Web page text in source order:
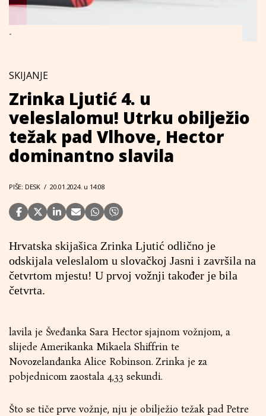
-
SKIJANJE
Zrinka Ljutić 4. u
veleslalomu! Utrku obilježio
težak pad Vlhove, Hector
dominantno slavila
PIŠE: DESK / 20.01.2024. u 14:08
Hrvatska skijašica Zrinka Ljutić odlično je
odskijala veleslalom u slovačkoj Jasni i završila na
četvrtom mjestu! U prvoj vožnji također je bila
četvrta.
lavila je Šveđanka Sara Hector sjajnom vožnjom, a
slijede Amerikanka Mikaela Shiffrin te
Novozelanđanka Alice Robinson. Zrinka je za
pobjednicom zaostala 4,33 sekundi.
Što se tiče prve vožnje, nju je obilježio težak pad Petre